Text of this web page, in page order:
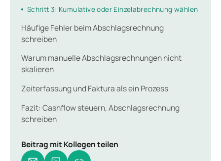
Schritt 3: Kumulative oder Einzelabrechnung wählen
Häufige Fehler beim Abschlagsrechnung
schreiben
Warum manuelle Abschlagsrechnungen nicht
skalieren
Zeiterfassung und Faktura als ein Prozess
Fazit: Cashflow steuern, Abschlagsrechnung
schreiben
Beitrag mit Kollegen teilen